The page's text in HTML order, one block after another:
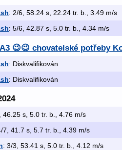
: 2/6, 58.24 s, 22.24 tr. b., 3.49 m/s
: 5/6, 42.87 s, 5.0 tr. b., 4.34 m/s
😉😉 chovatelské potřeby
: Diskvalifikován
: Diskvalifikován
46.25 s, 5.0 tr. b., 4.76 m/s
7, 41.7 s, 5.7 tr. b., 4.39 m/s
: 3/3, 53.41 s, 5.0 tr. b., 4.12 m/s